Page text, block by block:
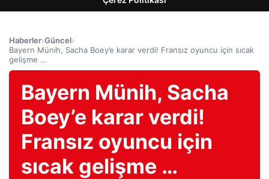
Haberler›Güncel›
Bayern Münih, Sacha Boey’e karar verdi! Fransız oyuncu için sıcak
gelişme …
Bayern Münih, Sacha
Boey’e karar verdi!
Fransız oyuncu için
sıcak gelişme …